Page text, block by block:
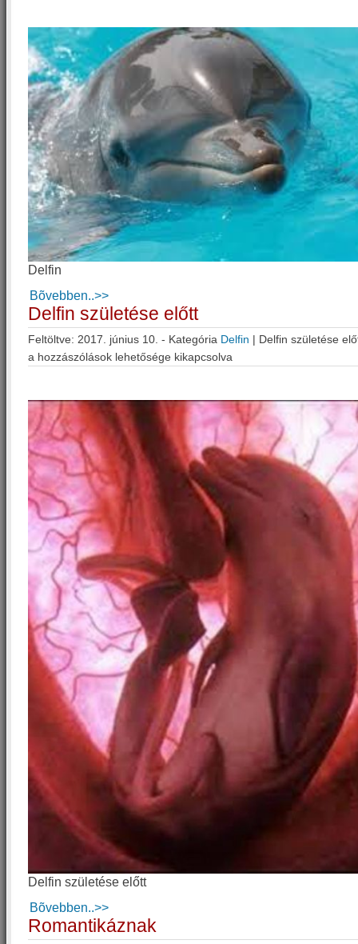
Delfin
Bõvebben..>>
Delfin születése előtt
Feltöltve: 2017. június 10. - Kategória Delfin | Delfin születése
a hozzászólások lehetősége kikapcsolva
Delfin születése előtt
Bõvebben..>>
Romantikáznak